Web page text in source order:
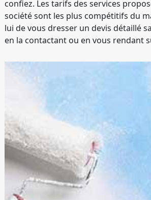
confiez. Les tarifs des services
société sont les plus compétitifs du
lui de vous dresser un devis détaillé
en la contactant ou en vous rendant